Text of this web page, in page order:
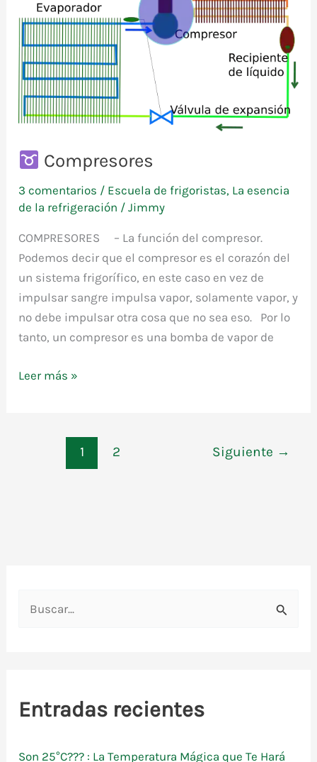
Compresores
3 comentarios / Escuela de frigoristas, La esencia
de la refrigeración /Jimmy
COMPRESORES – La función del compresor.
Podemos decir que el compresor es el corazón del
un sistema frigorífico, en este caso en vez de
impulsar sangre impulsa vapor, solamente vapor, y
no debe impulsar otra cosa que no sea eso. Por lo
tanto, un compresor es una bomba de vapor de
Leer más »
1 2 Siguiente →
rEntradas recientes
Son 25°C??? : La Temperatura Mágica que Te Hará